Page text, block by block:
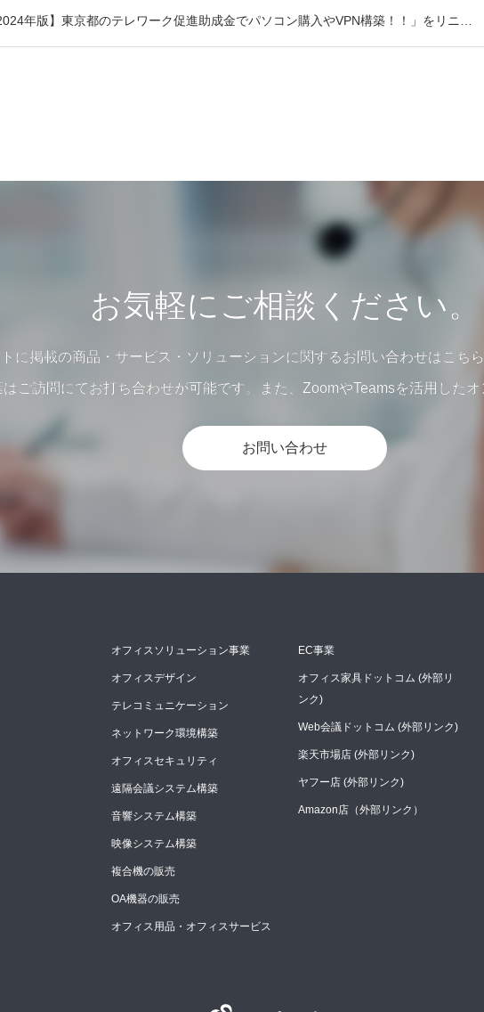
年版】東京都のテレワーク促進助成金でパソコン購入やVPN構築！！」をリニ…
お気軽にご相談ください。
に掲載の商品・サービス・ソリューションに関するお問い合わせはこち
ご訪問にてお打ち合わせが可能です。また、ZoomやTeamsを活用した
お問い合わせ
オフィスソリューション事業
オフィスデザイン
テレコミュニケーション
ネットワーク環境構築
オフィスセキュリティ
遠隔会議システム構築
音響システム構築
映像システム構築
複合機の販売
OA機器の販売
オフィス用品・オフィスサービス
EC事業
オフィス家具ドットコム (外部リ
ンク)
Web会議ドットコム (外部リンク)
楽天市場店 (外部リンク)
ヤフー店 (外部リンク)
Amazon店（外部リンク）